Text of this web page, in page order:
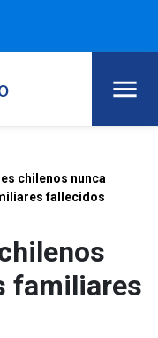
chilenos nunca
fallecidos
familiares